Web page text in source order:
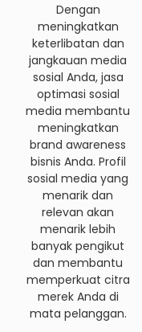
Dengan
meningkatkan
keterlibatan dan
jangkauan media
sosial Anda, jasa
optimasi sosial
media membantu
meningkatkan
brand awareness
bisnis Anda. Profil
sosial media yang
menarik dan
relevan akan
menarik lebih
banyak pengikut
dan membantu
memperkuat citra
merek Anda di
mata pelanggan.